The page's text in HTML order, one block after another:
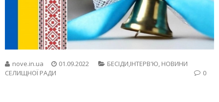
nove.in.ua 01.09.2022 БЕСIДИ,ІНТЕРВ'Ю, НОВИНИ
СЕЛИЩНОЇ РАДИ
0